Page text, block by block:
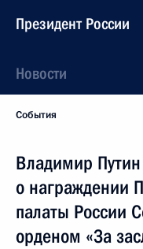
Президент России
Новости
События
Владимир
о награждении
палаты России
орденом «За